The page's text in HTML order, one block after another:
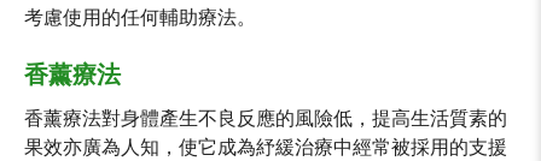
考慮使用的任何輔助療法。
香薰療法
香薰療法對身體產生不良反應的風險低，提高生活質素的
果效亦廣為人知，使它成為紓緩治療中經常被採用的支援